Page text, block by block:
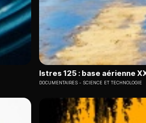
Istres 125 : base aérienne
DOCUMENTAIRES SCIENCE ET TECHNOLOGIE